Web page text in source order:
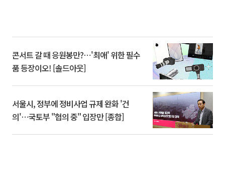
콘서트 갈 때 응원봉만?⋯'최애' 위한 필수
품 등장이오! [솔드아웃]
서울시, 정부에 정비사업 규제 완화 '건
의'⋯국토부 "협의 중" 입장만 [종합]